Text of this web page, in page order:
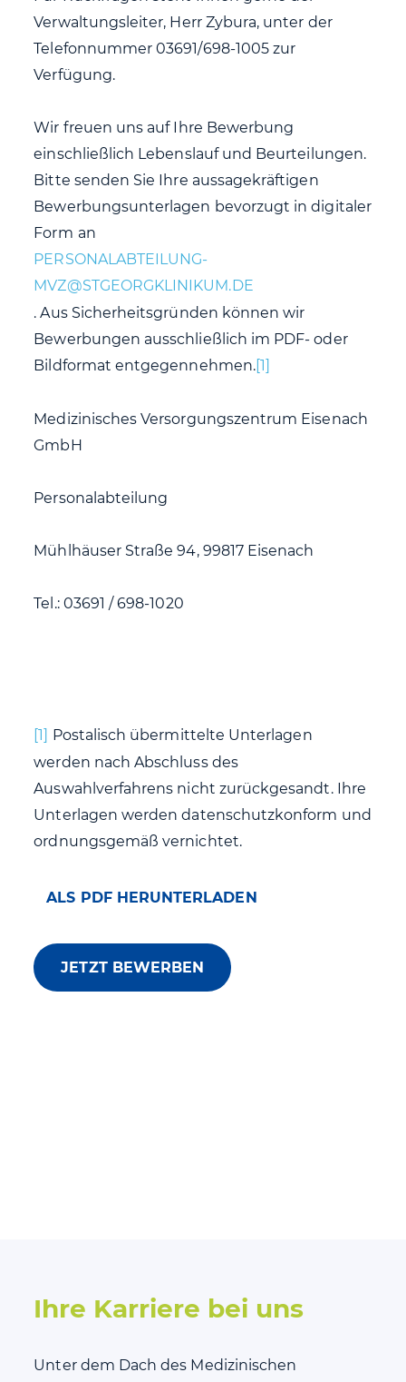
Verwaltungsleiter, Herr Zybura, unter der
Telefonnummer 03691/698-1005 zur
Verfügung.
Wir freuen uns auf Ihre Bewerbung
einschließlich Lebenslauf und Beurteilungen.
Bitte senden Sie Ihre aussagekräftigen
Bewerbungsunterlagen bevorzugt in digitaler
Form an
. Aus Sicherheitsgründen können wir
Bewerbungen ausschließlich im PDF- oder
Bildformat entgegennehmen.[1]
Medizinisches Versorgungszentrum Eisenach
GmbH
Personalabteilung
Mühlhäuser Straße 94, 99817 Eisenach
Tel.: 03691 / 698-1020
[1] Postalisch übermittelte Unterlagen
werden nach Abschluss des
Auswahlverfahrens nicht zurückgesandt. Ihre
Unterlagen werden datenschutzkonform und
ordnungsgemäß vernichtet.
ALS PDF HERUNTERLADEN
JETZT BEWERBEN
Ihre Karriere bei uns
Unter dem Dach des Medizinischen